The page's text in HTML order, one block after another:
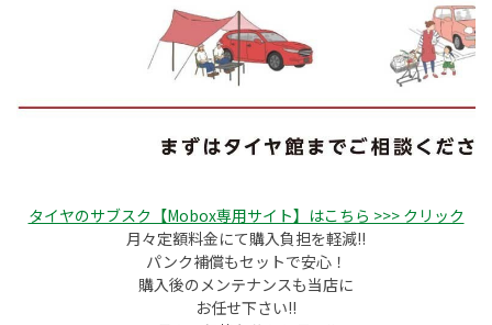
タイヤのサブスク【Mobox専用サイト】はこちら >>> クリック
月々定額料金にて購入負担を軽減!!
パンク補償もセットで安心！
購入後のメンテナンスも当店に
お任せ下さい!!